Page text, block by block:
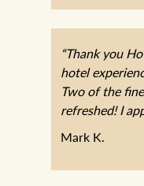
“Thank you
hotel
Two of the
refreshed! I
Mark K.